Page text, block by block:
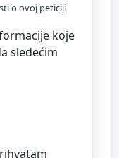
o ovoj peticiji
koje
sledećim